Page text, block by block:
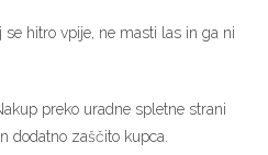
se hitro vpije, ne masti las in ga ni
preko uradne spletne strani
dodatno zaščito kupca.